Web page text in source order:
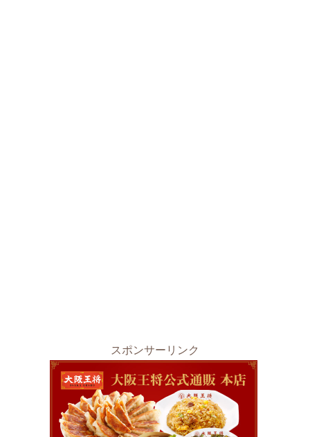
スポンサーリンク